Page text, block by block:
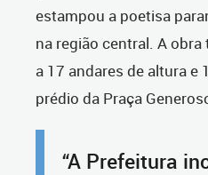
estampou a poetisa
na região central. A
a 17 andares de altura e
prédio da Praça
“A Prefeitura